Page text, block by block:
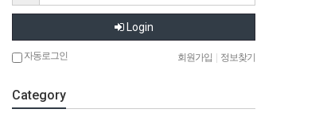
Login
자동로그인 회원가입 정보찾기
Category